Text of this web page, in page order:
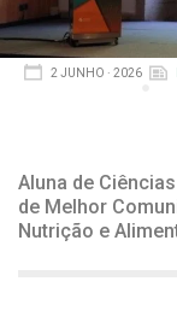
2 JUNHO · 2026
Aluna de
de Melhor
Nutrição e